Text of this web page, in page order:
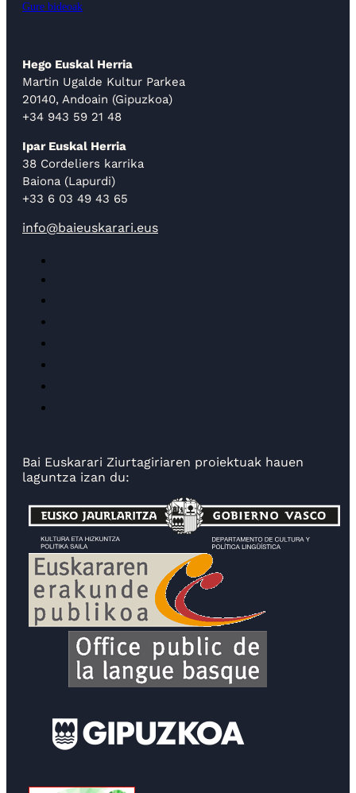
Gure bideoak
Hego Euskal Herria
Martin Ugalde Kultur Parkea
20140, Andoain (Gipuzkoa)
+34 943 59 21 48
Ipar Euskal Herria
38 Cordeliers karrika
Baiona (Lapurdi)
+33 6 03 49 43 65
info@baieuskarari.eus
Bai Euskarari Ziurtagiriaren proiektuak hauen
laguntza izan du: